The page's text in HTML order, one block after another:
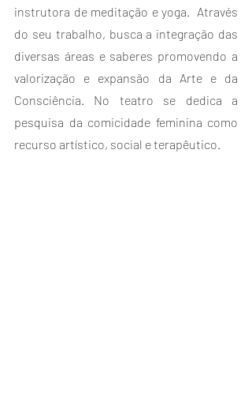
instrutora de meditação e yoga.  Através
do seu trabalho, busca a integração das
diversas áreas e saberes promovendo a
valorização e expansão da Arte e da
Consciência. No teatro se dedica a
pesquisa da comicidade feminina como
recurso artístico, social e terapêutico.